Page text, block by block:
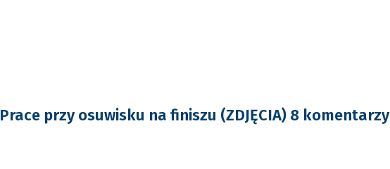
Prace przy osuwisku na finiszu (ZDJĘCIA) 8 komentarzy